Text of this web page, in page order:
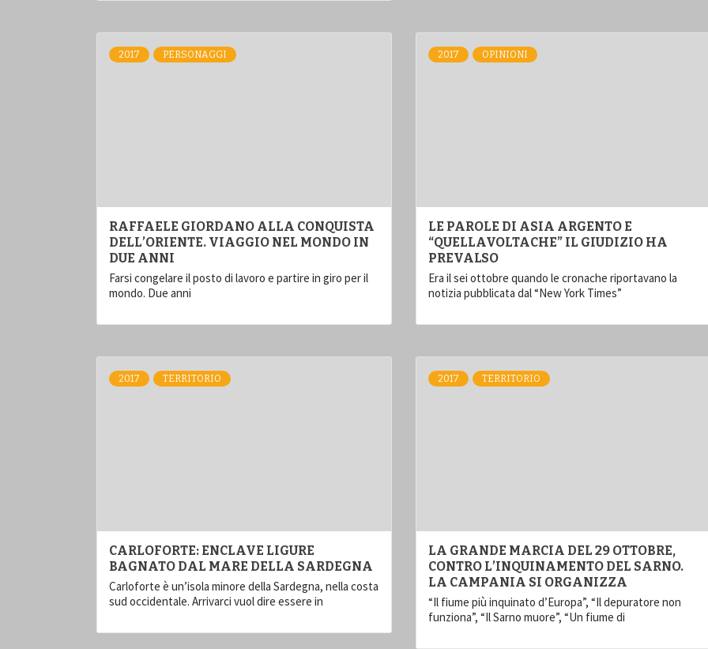
2017 PERSONAGGI
RAFFAELE GIORDANO ALLA CONQUISTA
DELL’ORIENTE. VIAGGIO NEL MONDO IN
DUE ANNI
Farsi congelare il posto di lavoro e partire in giro per il
mondo. Due anni
2017 OPINIONI
LE PAROLE DI ASIA ARGENTO E
“QUELLAVOLTACHE” IL GIUDIZIO HA
PREVALSO
Era il sei ottobre quando le cronache riportavano la
notizia pubblicata dal “New York Times”
2017 TERRITORIO
CARLOFORTE: ENCLAVE LIGURE
BAGNATO DAL MARE DELLA SARDEGNA
Carloforte è un’isola minore della Sardegna, nella costa
sud occidentale. Arrivarci vuol dire essere in
2017 TERRITORIO
LA GRANDE MARCIA DEL 29 OTTOBRE,
CONTRO L’INQUINAMENTO DEL SARNO.
LA CAMPANIA SI ORGANIZZA
“Il fiume più inquinato d’Europa”, “Il depuratore non
funziona”, “Il Sarno muore”, “Un fiume di